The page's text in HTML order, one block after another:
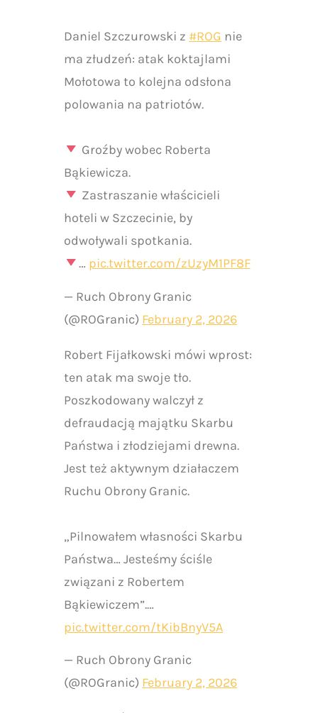
Daniel Szczurowski z #ROG nie
ma złudzeń: atak koktajlami
Mołotowa to kolejna odsłona
polowania na patriotów.
Groźby wobec Roberta
Bąkiewicza.
Zastraszanie właścicieli
hoteli w Szczecinie, by
odwoływali spotkania.
… pic.twitter.com/zUzyM1PF8F
— Ruch Obrony Granic
(@ROGranic) February 2, 2026
Robert Fijałkowski mówi wprost:
ten atak ma swoje tło.
Poszkodowany walczył z
defraudacją majątku Skarbu
Państwa i złodziejami drewna.
Jest też aktywnym działaczem
Ruchu Obrony Granic.
„Pilnowałem własności Skarbu
Państwa… Jesteśmy ściśle
związani z Robertem
Bąkiewiczem”.…
pic.twitter.com/tKibBnyV5A
— Ruch Obrony Granic
(@ROGranic) February 2, 2026